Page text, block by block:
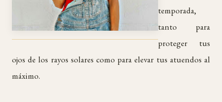
temporada,
tanto para
proteger tus
ojos de los rayos solares como para elevar tus atuendos al
máximo.